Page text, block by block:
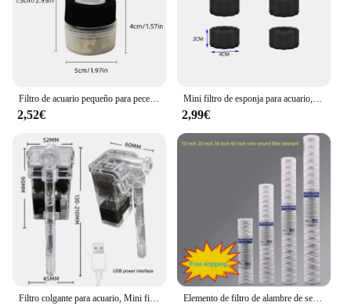
Filtro de acuario pequeño para pecera, bomba de aire para estanque de camarones, filtro de esponja útil, fácil instalación, accesorios de acuario reutilizables, nuevo
2,52€
Mini filtro de esponja para acuario, bomba de aire para pecera, estanque de camarones, filtro de esponja bioquímica, filtro de filtración para acuario
2,99€
Filtro colgante para acuario, Mini filtro para pecera, interfaz de alimentación USB, flujo de 2,5 W, 250 H/L, adecuado para peceras de menos de 30cm Elemento de filtro de alambre de sedimento PPF, algodón PP, 10 pulgadas, 20 pulgadas, 30 pulgadas, 40 pulgadas, 1 micrón/5 micrones, 1 piezas/1 lote